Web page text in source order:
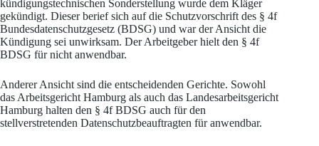
kündigungstechnischen Sonderstellung wurde dem Kläger
gekündigt. Dieser berief sich auf die Schutzvorschrift des § 4f
Bundesdatenschutzgesetz (BDSG) und war der Ansicht die
Kündigung sei unwirksam. Der Arbeitgeber hielt den § 4f
BDSG für nicht anwendbar.
Anderer Ansicht sind die entscheidenden Gerichte. Sowohl
das Arbeitsgericht Hamburg als auch das Landesarbeitsgericht
Hamburg halten den § 4f BDSG auch für den
stellverstretenden Datenschutzbeauftragten für anwendbar.